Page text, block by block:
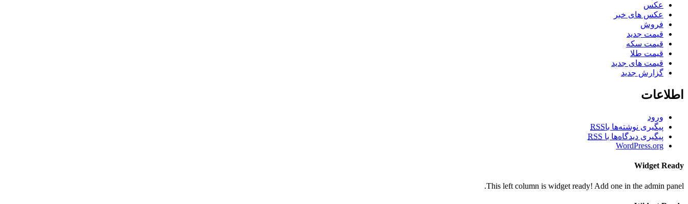
عکس
عکس های خبر
فروش
قیمت جدید
قیمت سکه
قیمت طلا
قیمت های جدید
گزارش جدید
اطلاعات
ورود
پیگیری نوشته‌ها باRSS
پیگیری دیدگاه‌ها با RSS
WordPress.org
Widget Ready
This left column is widget ready! Add one in the admin panel.